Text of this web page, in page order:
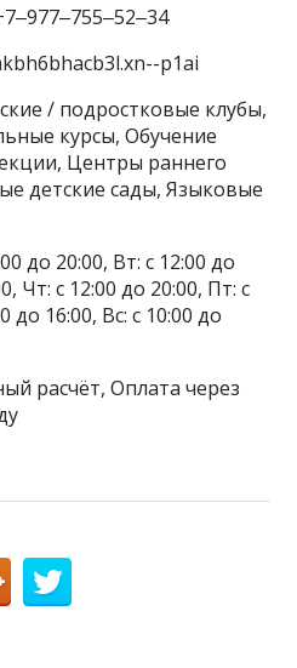
p1ai
/ подростковые клубы,
курсы, Обучение
Центры раннего
детские сады, Языковые
до 20:00, Вт: с 12:00 до
Чт: с 12:00 до 20:00, Пт: с
до 16:00, Вс: с 10:00 до
расчёт, Оплата через